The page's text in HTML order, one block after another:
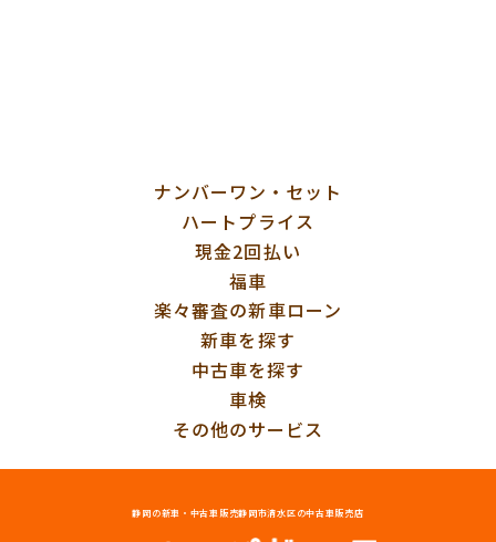
ナンバーワン・セット
ハートプライス
現金2回払い
福車
楽々審査の新車ローン
新車を探す
中古車を探す
車検
その他のサービス
静岡の新車・中古車販売静岡市清水区の中古車販売店